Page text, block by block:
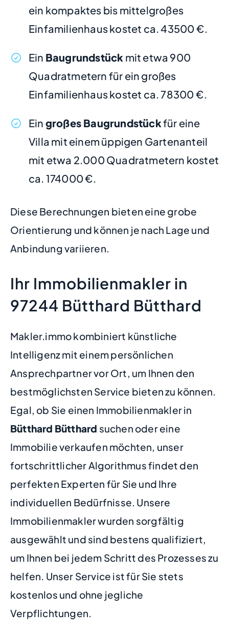
ein kompaktes bis mittelgroßes
Einfamilienhaus kostet ca. 43500 €.
Ein Baugrundstück mit etwa 900
Quadratmetern für ein großes
Einfamilienhaus kostet ca. 78300 €.
Ein großes Baugrundstückfür eine
Villa mit einem üppigen Gartenanteil
mit etwa 2.000 Quadratmetern kostet
ca. 174000 €.
Diese Berechnungen bieten eine grobe
Orientierung und können je nach Lage und
Anbindung variieren.
Ihr Immobilienmakler in
97244 Bütthard Bütthard
Makler.immo kombiniert künstliche
Intelligenz mit einem persönlichen
Ansprechpartner vor Ort, um Ihnen den
bestmöglichsten Service bieten zu können.
Egal, ob Sie einen Immobilienmakler in
Bütthard Bütthard suchen oder eine
Immobilie verkaufen möchten, unser
fortschrittlicher Algorithmus findet den
perfekten Experten für Sie und Ihre
individuellen Bedürfnisse. Unsere
Immobilienmakler wurden sorgfältig
ausgewählt und sind bestens qualifiziert,
um Ihnen bei jedem Schritt des Prozesses zu
helfen. Unser Service ist für Sie stets
kostenlos und ohne jegliche
Verpflichtungen.